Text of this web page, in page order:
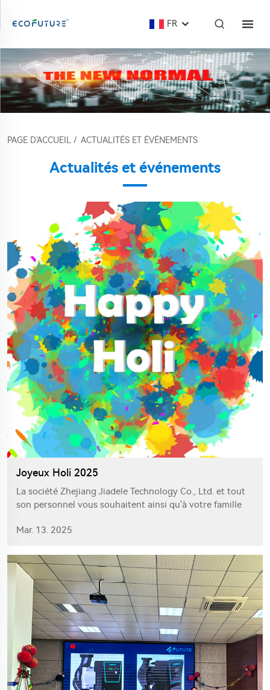
FR
PAGE D'ACCUEIL / ACTUALITÉS ET ÉVÉNEMENTS
Actualités et événements
Joyeux Holi 2025
La société Zhejiang Jiadele Technology Co., Ltd. et tout
son personnel vous souhaitent ainsi qu'à votre famille
Puisse votre temps passé avec vos proches être
Mar. 13. 2025